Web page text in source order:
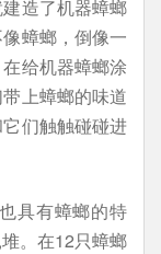
造了机器蟑螂
蟑螂，倒像一
给机器蟑螂涂
上蟑螂的味道
们触触碰碰进
具有蟑螂的特
。在12只蟑螂